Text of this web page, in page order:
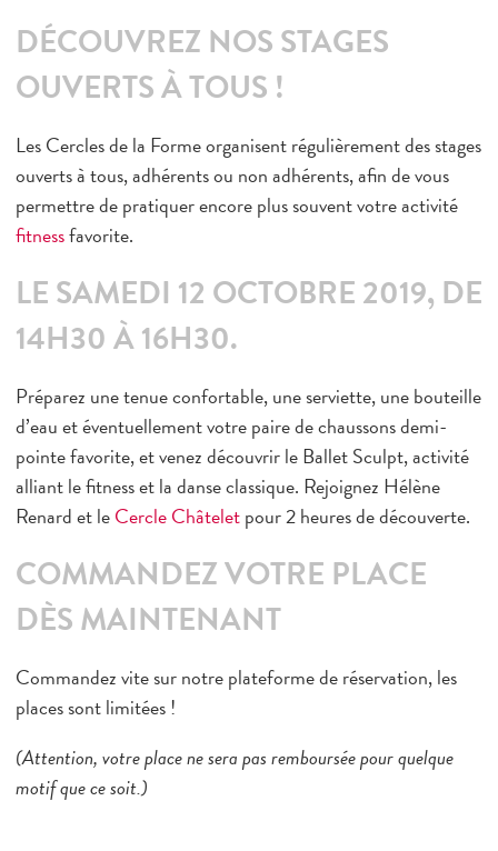
Cadet 9ème
Saint-Lazare 9 ème
Magenta 10
Charonne 11ème
République 11ème
Nation 12ème
Picpus 12ème
Tolbiac 13
Olympiades 13ème
Raspail 14 ème
Saint-Jacques 14ème
Lecourbe 15
P te de Versailles 15ème
ème
Batignolles 17ème
ème
Montmartre 18ème
ème
Bien-être
Pilates – Yoga
Danses
Running
Mini-club
Small group
DÉCOUVREZ NOS STAGES
OUVERTS À TOUS !
LesCercles de la Formeorganisent régulièrement des stages
ouverts à tous, adhérents ou non adhérents, afin de vous
permettre de pratiquer encore plus souvent votre activité
fitnessfavorite.
LE SAMEDI 12 OCTOBRE 2019, DE
14H30 À 16H30.
Préparez une tenue confortable, une serviette, une bouteille
d’eau et éventuellement votre paire de chaussons demi-
pointe favorite, et venez découvrir le Ballet Sculpt, activité
alliant le fitness et la danse classique. Rejoignez Hélène
Renardet leCercle Châteletpour 2 heures de découverte.
COMMANDEZ VOTRE PLACE
DÈS MAINTENANT
Commandez vite sur notre plateforme de réservation, les
places sont limitées !
(Attention, votre place ne sera pas remboursée pour quelque
motif que ce soit.)